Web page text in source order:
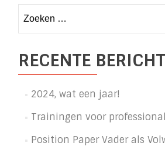
naar:
RECENTE
2024, wat een jaar!
Trainingen voor
Position Paper Vader als